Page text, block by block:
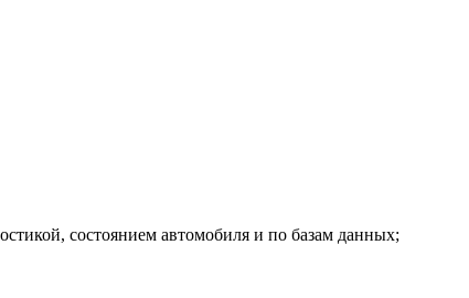
состоянием автомобиля и по базам данных;